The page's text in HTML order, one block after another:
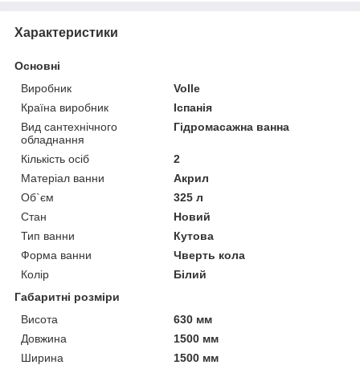
Характеристики
Основні
Виробник
Volle
Країна виробник
Іспанія
Вид сантехнічного
обладнання
Гідромасажна ванна
Кількість осіб
2
Матеріал ванни
Акрил
Об`єм
325 л
Стан
Новий
Тип ванни
Кутова
Форма ванни
Чверть кола
Колір
Білий
Габаритні розміри
Висота
630 мм
Довжина
1500 мм
Ширина
1500 мм